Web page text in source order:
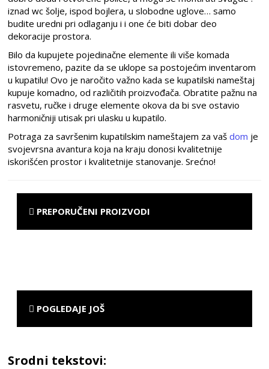
iznad wc šolje, ispod bojlera, u slobodne uglove… samo
budite uredni pri odlaganju i i one će biti dobar deo
dekoracije prostora.
Bilo da kupujete pojedinačne elemente ili više komada
istovremeno, pazite da se uklope sa postojećim inventarom
u kupatilu! Ovo je naročito važno kada se kupatilski nameštaj
kupuje komadno, od različitih proizvođača. Obratite pažnu na
rasvetu, ručke i druge elemente okova da bi sve ostavio
harmoničniji utisak pri ulasku u kupatilo.
Potraga za savršenim kupatilskim nameštajem za vašdom je
svojevrsna avantura koja na kraju donosi kvalitetnije
iskorišćen prostor i kvalitetnije stanovanje. Srećno!
PREPORUČENI PROIZVODI
POGLEDAJE JOŠ
Srodni tekstovi: